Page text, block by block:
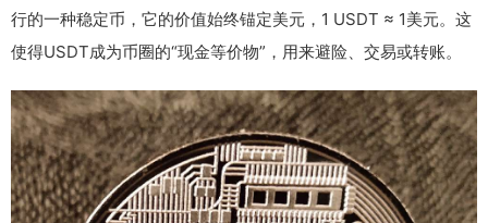
行的一种稳定币，它的价值始终锚定美元，1 USDT ≈ 1美元。这
使得USDT成为币圈的“现金等价物”，用来避险、交易或转账。